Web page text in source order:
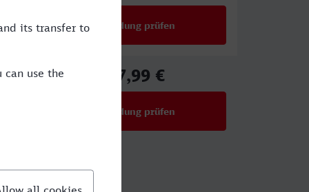
Verbindung prüfen
27,99 €
Verbindung prüfen